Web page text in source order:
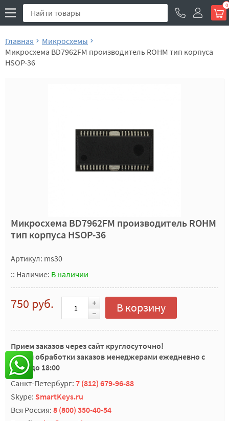
0
Главная
Микросхемы
Микросхема BD7962FM производитель ROHM тип корпуса
HSOP-36
Микросхема BD7962FM производитель ROHM
тип корпуса HSOP-36
Артикул: ms30
:: Наличие: В наличии
750 руб. В корзину
Прием заказов через сайт круглосуточно!
Время обработки заказов менеджерами ежедневно с
10:00 до 18:00
Санкт-Петербург: 7 (812) 679-96-88
Skype: SmartKeys.ru
Вся Россия: 8 (800) 350-40-54